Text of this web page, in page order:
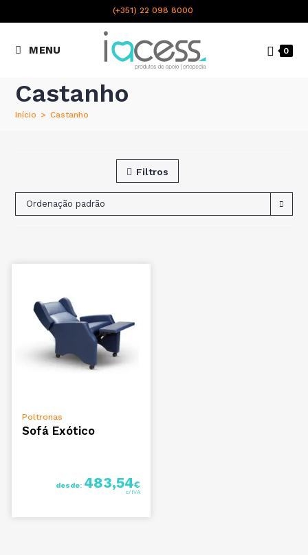
(+351) 22 098 8000
nacional
MENU 0
Castanho
Início > Castanho
Filtros
Ordenação padrão
Poltronas
Sofá Exótico
desde: 483,54€